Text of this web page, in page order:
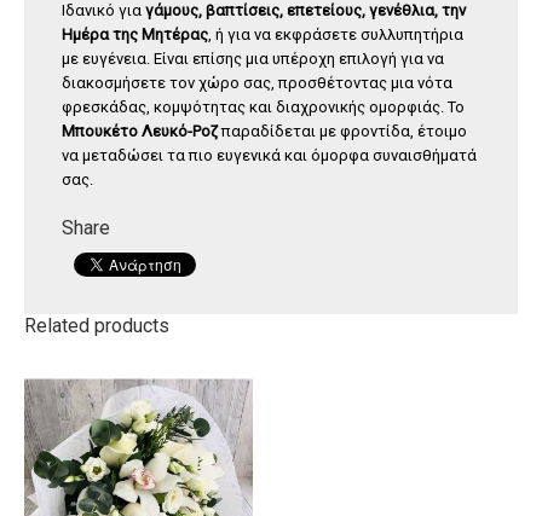
Ιδανικό για γάμους, βαπτίσεις, επετείους, γενέθλια, την
Ημέρα της Μητέρας, ή για να εκφράσετε συλλυπητήρια
με ευγένεια. Είναι επίσης μια υπέροχη επιλογή για να
διακοσμήσετε τον χώρο σας, προσθέτοντας μια νότα
φρεσκάδας, κομψότητας και διαχρονικής ομορφιάς. Το
Μπουκέτο Λευκό-Ροζπαραδίδεται με φροντίδα, έτοιμο
να μεταδώσει τα πιο ευγενικά και όμορφα συναισθήματά
σας.
Share
Related products